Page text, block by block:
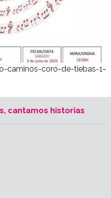
caminos-coro-de-tiebas-1-
cantamos historias